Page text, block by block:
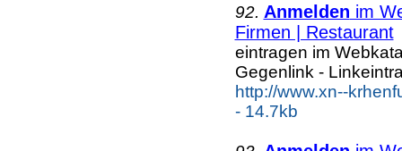
92. Anmelden im
Firmen | Restaurant
eintragen im
Gegenlink -
http://www.xn--
- 14.7kb